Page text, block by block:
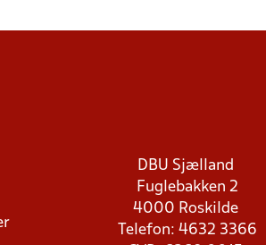
DBU Sjælland
Fuglebakken 2
4000 Roskilde
Telefon: 4632 3366